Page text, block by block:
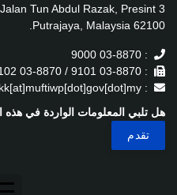
Tun Abdul Razak, Presint 3
62100 Putrajaya, Malaysia.
: 03-8870 9000
: 03-8870 9101 / 03-8870 9102
: ukk[at]muftiwp[dot]gov[dot]my
هل تلبي المعلومات الواردة في هذه